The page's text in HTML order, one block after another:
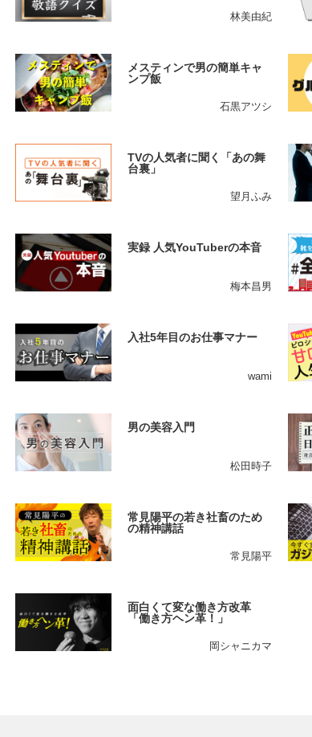
林美由紀
メスティンで男の簡単キャ
ンプ飯
石黒アツシ
TVの人気者に聞く「あの舞
台裏」
望月ふみ
実録 人気YouTuberの本音
梅本昌男
入社5年目のお仕事マナー
wami
男の美容入門
松田時子
常見陽平の若き社畜のため
の精神講話
常見陽平
面白くて変な働き方改革
「働き方ヘン革！」
岡シャニカマ